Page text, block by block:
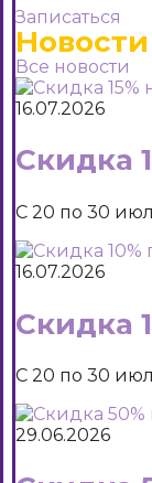
Записаться
Новости
Все новости
16.07.2026
Скидка
С 20 по 30
16.07.2026
Скидка
С 20 по 30
29.06.2026